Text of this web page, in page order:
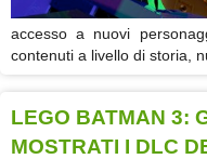
accesso a nuovi
contenuti a livello di storia,
LEGO BATMAN 3:
MOSTRATI I DLC